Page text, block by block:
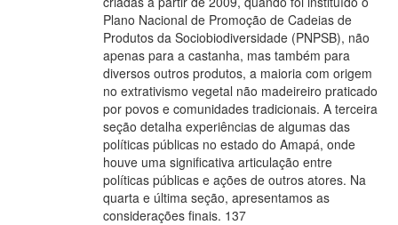
Plano Nacional de Promoção de Cadeias de
Produtos da Sociobiodiversidade (PNPSB), não
apenas para a castanha, mas também para
diversos outros produtos, a maioria com origem
no extrativismo vegetal não madeireiro praticado
por povos e comunidades tradicionais. A terceira
seção detalha experiências de algumas das
políticas públicas no estado do Amapá, onde
houve uma significativa articulação entre
políticas públicas e ações de outros atores. Na
quarta e última seção, apresentamos as
considerações finais. 137